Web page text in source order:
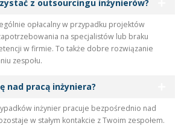
z outsourcingu inżynierów?
opłacalny w przypadku projektów
na specjalistów lub braku
w firmie. To także dobre rozwiązanie
zespołu.
nad pracą inżyniera?
inżynier pracuje bezpośrednio nad
w stałym kontakcie z Twoim zespołem.